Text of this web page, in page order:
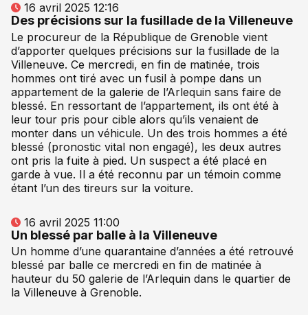
16 avril 2025 12:16
Des précisions sur la fusillade de la Villeneuve
Le procureur de la République de Grenoble vient
d’apporter quelques précisions sur la fusillade de la
Villeneuve. Ce mercredi, en fin de matinée, trois
hommes ont tiré avec un fusil à pompe dans un
appartement de la galerie de l’Arlequin sans faire de
blessé. En ressortant de l’appartement, ils ont été à
leur tour pris pour cible alors qu’ils venaient de
monter dans un véhicule. Un des trois hommes a été
blessé (pronostic vital non engagé), les deux autres
ont pris la fuite à pied. Un suspect a été placé en
garde à vue. Il a été reconnu par un témoin comme
étant l’un des tireurs sur la voiture.
16 avril 2025 11:00
Un blessé par balle à la Villeneuve
Un homme d’une quarantaine d’années a été retrouvé
blessé par balle ce mercredi en fin de matinée à
hauteur du 50 galerie de l’Arlequin dans le quartier de
la Villeneuve à Grenoble.